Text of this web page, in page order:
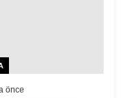
önce